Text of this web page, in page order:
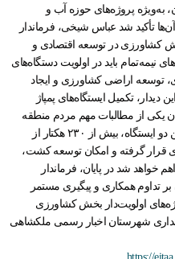
پروژه‌های حوزه آب و
تأکید شد عباس شیخی، فرماندار
کشاورزی در توسعه اقتصادی و
باید در اولویت دستگاه‌های
توسعه اراضی کشاورزی و ایجاد
دیدار، تکمیل ایستگاه‌های پمپاژ
یکی از مطالبات مهم مردم منطقه
مورد تأکید قرار گرفت. با بهره‌برداری از این دو ایستگاه، بیش از ۲۳۰ هکتار از
گرفته و امکان توسعه کشت،
خواهد شد در پایان، فرماندار
تداوم همکاری و پیگیری مستمر
اولویت‌دار بخش کشاورزی
شهرستان اخبار رسمی ملکشاهی